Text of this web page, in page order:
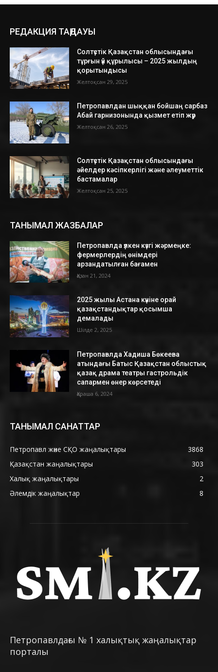
РЕДАКЦИЯ ТАҢДАУЫ
Солтүстік Қазақстан облысындағы
тұрғын үй құрылысы – 2025 жылдың
қорытындысы
Желтоқсан 29, 2025
Петропавлдан шыққан бойшаң сарбаз
Абай гарнизонында қызмет етіп жүр
Желтоқсан 26, 2025
Солтүстік Қазақстан облысындағы
әйелдер кәсіпкерлігі және әлеуметтік
бастамалар
Желтоқсан 25, 2025
ТАНЫМАЛ ЖАЗБАЛАР
Петропавлда үлкен күзгі жәрмеңке:
фермерлердің өнімдері
арзандатылған бағамен
Қазан 21, 2024
2025 жылы Астана күніне орай
қазақстандықтар қосымша
демалады
Шілде 2, 2025
Петропавлда Хадиша Бөкеева
атындағы Батыс Қазақстан облыстық
қазақ драма театры гастрольдік
сапармен өнер көрсетеді
Қараша 6, 2024
ТАНЫМАЛ САНАТТАР
Петропавл және СҚО жаңалықтары
3868
Қазақстан жаңалықтары
303
Халық жаңалықтары
2
Әлемдік жаңалықтар
8
Петропавлдағы № 1 халықтық жаңалықтар
порталы